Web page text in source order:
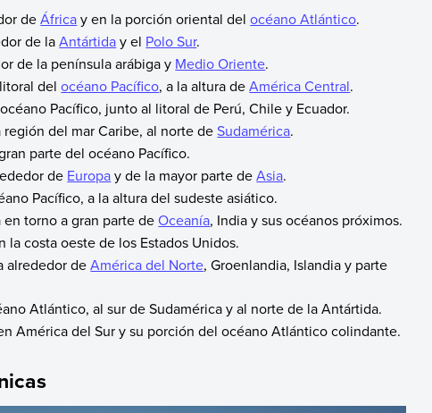
deÁfricay en la porción oriental delocéano Atlántico.
de laAntártiday el Polo Sur.
de la península arábiga y Medio Oriente.
delocéano Pacífico, a la altura deAmérica Central.
Pacífico, junto al litoral de Perú, Chile y Ecuador.
región del mar Caribe, al norte deSudamérica.
parte del océano Pacífico.
de Europay de la mayor parte deAsia.
Pacífico, a la altura del sudeste asiático.
en torno a gran parte deOceanía, India y sus océanos próximos.
la costa oeste de los Estados Unidos.
alrededor deAmérica del Norte, Groenlandia, Islandia y parte
Atlántico, al sur de Sudamérica y al norte de la Antártida.
América del Sur y su porción del océano Atlántico colindante.